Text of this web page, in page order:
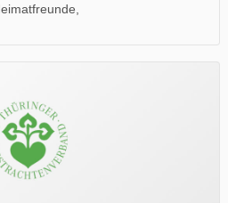
beim Lesen.